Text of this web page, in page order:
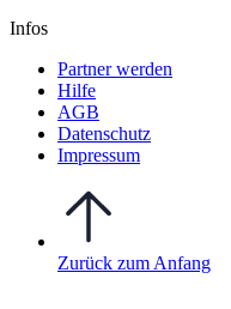
Infos
Partner werden
Hilfe
AGB
Datenschutz
Impressum
Zurück zum Anfang